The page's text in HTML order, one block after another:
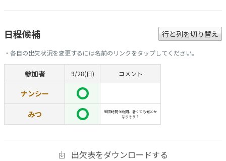
日程候補 行と列を切り替え
・各自の出欠状況を変更するには名前のリンクをタップしてください。
参加者 9/28(日) コメント
ナンシー
みつ
制限時間９時間、暑くても何とか
なりそう？
出欠表をダウンロードする